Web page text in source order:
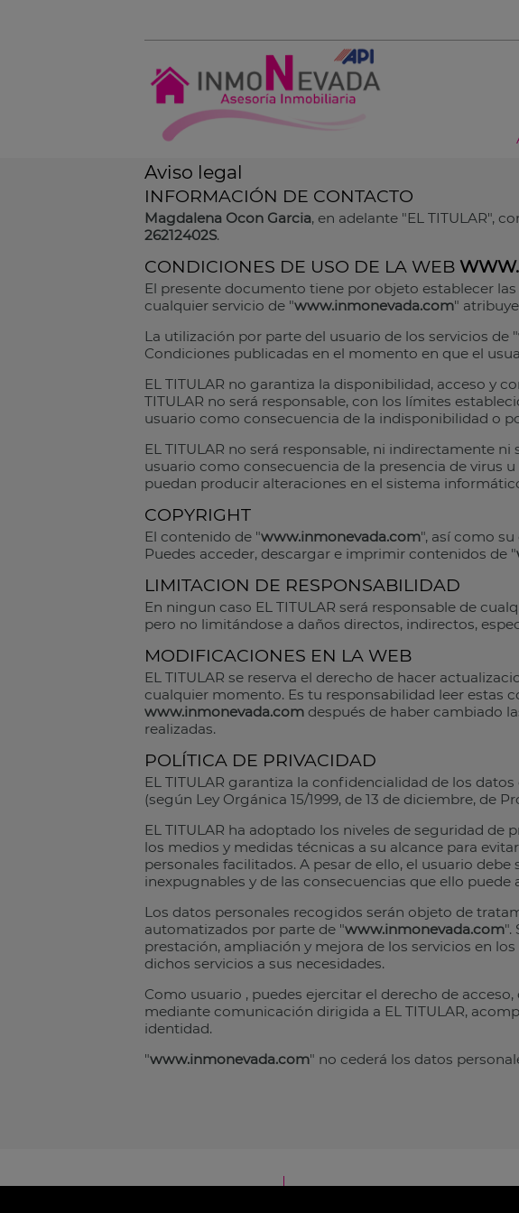
Aviso legal
INFORMACIÓN DE CONTACTO
Magdalena Ocon Garcia, en adelante "EL TITULAR",
26212402S.
CONDICIONES DE USO DE LA WEB
El presente documento tiene por objeto establecer
cualquier servicio de "www.inmonevada.com"
La utilización por parte del usuario de los servicios de "
Condiciones publicadas en el momento en que el
EL TITULAR no garantiza la disponibilidad, acceso y
TITULAR no será responsable, con los límites
usuario como consecuencia de la indisponibilidad o
EL TITULAR no será responsable, ni indirectamente
usuario como consecuencia de la presencia de virus
puedan producir alteraciones en el sistema
COPYRIGHT
El contenido de "www.inmonevada.com", así como
Puedes acceder, descargar e imprimir contenidos de "
LIMITACION DE RESPONSABILIDAD
En ningun caso EL TITULAR será responsable de
pero no limitándose a daños directos, indirectos,
MODIFICACIONES EN LA WEB
EL TITULAR se reserva el derecho de hacer
cualquier momento. Es tu responsabilidad leer estas
www.inmonevada.com después de haber cambiado
realizadas.
POLÍTICA DE PRIVACIDAD
EL TITULAR garantiza la confidencialidad de los
(según Ley Orgánica 15/1999, de 13 de diciembre, de
EL TITULAR ha adoptado los niveles de seguridad
los medios y medidas técnicas a su alcance para
personales facilitados. A pesar de ello, el usuario
inexpugnables y de las consecuencias que ello puede
Los datos personales recogidos serán objeto de
automatizados por parte de "www.inmonevada.com".
prestación, ampliación y mejora de los servicios en
dichos servicios a sus necesidades.
Como usuario , puedes ejercitar el derecho de
mediante comunicación dirigida a EL TITULAR,
identidad.
"www.inmonevada.com" no cederá los datos